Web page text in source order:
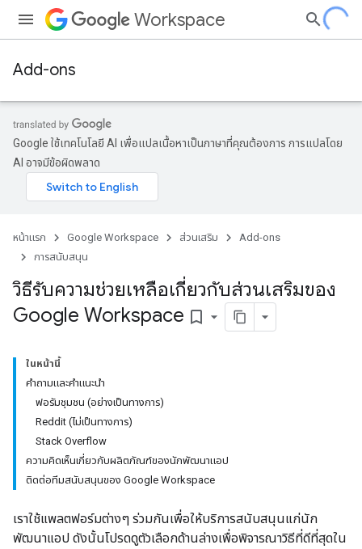
Workspace
Add-ons
Google ใช้เทคโนโลยี AI เพื่อแปลเนื้อหาเป็นภาษาที่คุณต้องการ การแปลโดย
AI อาจมีข้อผิดพลาด
หน้าแรก Google Workspace ส่วนเสริม
Add-ons
การสนับสนุน
วิธีรับความช่วยเหลือเกี่ยวกับส่วนเสริมของ
Google Workspace bookmark_border
ในหน้านี้
คำถามและคำแนะนำ
ฟอรัมชุมชน (อย่างเป็นทางการ)
Reddit (ไม่เป็นทางการ)
Stack Overflow
ความคิดเห็นเกี่ยวกับผลิตภัณฑ์ของนักพัฒนาแอป
ติดต่อทีมสนับสนุนของ Google Workspace
เราใช้แพลตฟอร์มต่างๆ ร่วมกันเพื่อให้บริการสนับสนุนแก่นัก
พัฒนาแอป ดังนั้นโปรดดูตัวเลือกด้านล่างเพื่อพิจารณาวิธีที่ดีที่สุดใน